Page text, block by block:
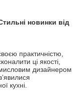
новинки від
практичністю,
ці якості,
дизайнером
кухні.